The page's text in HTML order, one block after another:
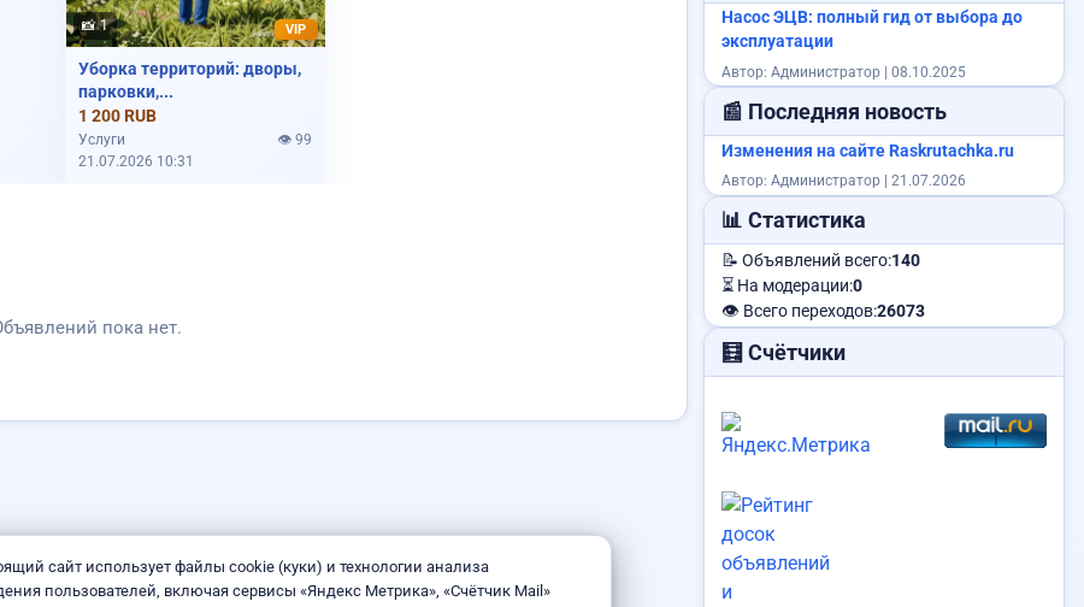
Ищу работу
VIP
📸 1
Уборка территорий: дворы,
парковки,...
1 200 RUB
Услуги
👁️ 99
21.07.2026 10:31
пока нет.
Насос ЭЦВ: полный гид от выбора до
эксплуатации
Автор: Администратор | 08.10.2025
📰 Последняя новость
Изменения на сайте Raskrutachka.ru
Автор: Администратор | 21.07.2026
📊 Статистика
📝 Объявлений всего:140
⏳ На модерации:0
👁️ Всего переходов:26073
🧮 Счётчики
сайт использует файлы cookie (куки) и технологии анализа
пользователей, включая сервисы «Яндекс Метрика», «Счётчик Mail»